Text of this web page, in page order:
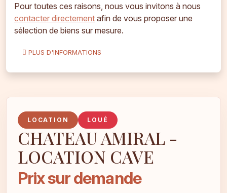
Pour toutes ces raisons, nous vous invitons à nous
contacter directement afin de vous proposer une
sélection de biens sur mesure.
PLUS D'INFORMATIONS
LOCATION LOUÉ
CHATEAU AMIRAL -
LOCATION CAVE
Prix sur demande